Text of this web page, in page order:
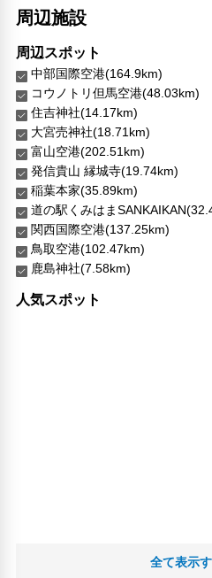
日本語
その他サービス
チェックイン/アウト（エクスプ
セーフティボックス（フロント）
トイレタリー
プライベートエントランス
24時間セキュリティ
コンタクトレス チェックイン/チ
医師/看護師 オンコール待機
フードデリバリー
チェックイン/チェックアウト（
リネン・衣類の湯洗い
共用筆記用具の設置なし
周辺施設
周辺スポット
中部国際空港(164.9km)
コウノトリ但馬空港(48.03km)
住吉神社(14.17km)
大宮売神社(18.71km)
富山空港(202.51km)
発信貴山 縁城寺(19.74km)
稲葉本家(35.89km)
道の駅くみはま
関西国際空港(137.25km)
鳥取空港(102.47km)
鹿島神社(7.58km)
人気スポット
全て表示